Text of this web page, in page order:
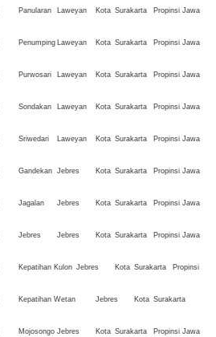
Panularan Laweyan Kota Surakarta
Propinsi Jawa
Penumping Laweyan Kota Surakarta
Propinsi Jawa
Purwosari Laweyan Kota Surakarta
Propinsi Jawa
Sondakan Laweyan Kota Surakarta
Propinsi Jawa
Sriwedari Laweyan Kota Surakarta
Propinsi Jawa
Gandekan Jebres Kota Surakarta
Propinsi Jawa
Jagalan Jebres Kota Surakarta
Propinsi Jawa
Jebres Jebres Kota Surakarta
Propinsi Jawa
Kepatihan Kulon Jebres Kota Surakarta
Propinsi
Kepatihan Wetan Jebres Kota Surakarta
Mojosongo Jebres Kota Surakarta
Propinsi Jawa